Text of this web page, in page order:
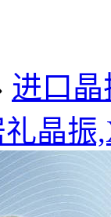
进口晶
晶振